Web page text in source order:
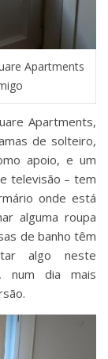
Apartments
Apartments,
de solteiro,
apoio, e um
televisão – tem
onde está
alguma roupa
de banho têm
algo neste
num dia mais